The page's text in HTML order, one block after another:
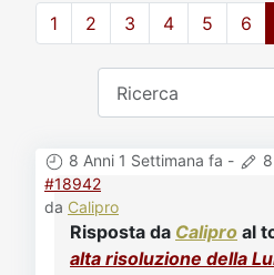
Forum
1 2 3 4 5 6
8 Anni 1 Settimana fa -
#18942
da Calipro
Risposta da Calipro al
alta risoluzione della